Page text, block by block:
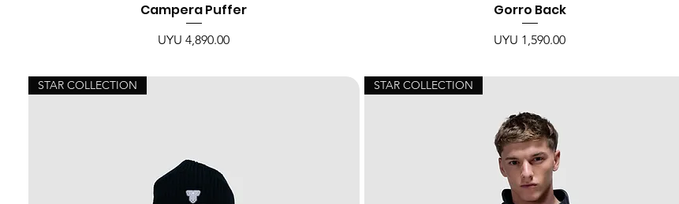
Campera Puffer
Price
UYU 4,890.00
Gorro Back
Price
UYU 1,590.00
STAR COLLECTION STAR COLLECTION